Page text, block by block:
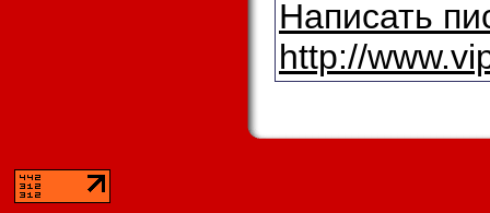
Написать
http://